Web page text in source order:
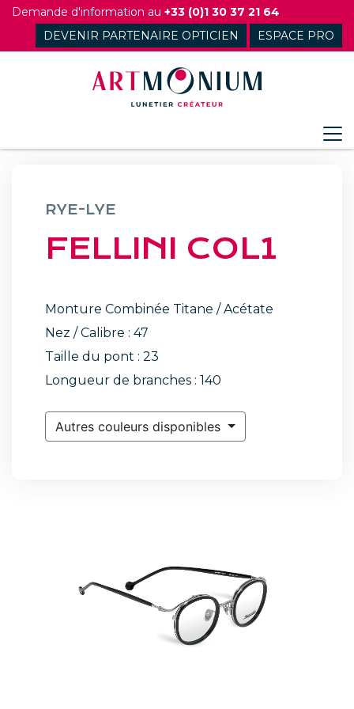
Skip
content
Demande d'information au +33 (0)1 30 37 21 64
DEVENIR PARTENAIRE OPTICIEN
ESPACE PRO
RYE-LYE
FELLINI COL1
Monture Combinée Titane / Acétate
Nez / Calibre : 47
Taille du pont : 23
Longueur de branches : 140
Autres couleurs disponibles